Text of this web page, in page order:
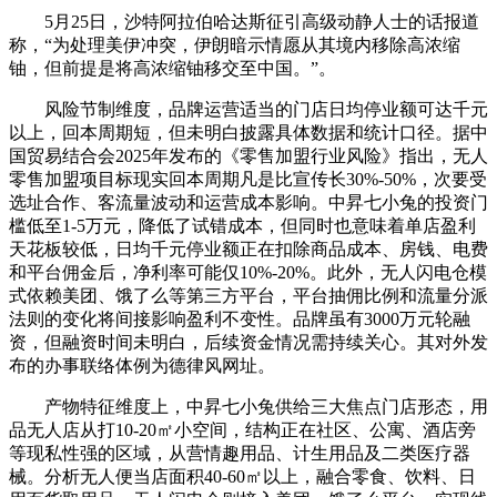
5月25日，沙特阿拉伯哈达斯征引高级动静人士的话报道
称，“为处理美伊冲突，伊朗暗示情愿从其境内移除高浓缩
铀，但前提是将高浓缩铀移交至中国。”。
风险节制维度，品牌运营适当的门店日均停业额可达千元
以上，回本周期短，但未明白披露具体数据和统计口径。据中
国贸易结合会2025年发布的《零售加盟行业风险》指出，无人
零售加盟项目标现实回本周期凡是比宣传长30%-50%，次要受
选址合作、客流量波动和运营成本影响。中昇七小兔的投资门
槛低至1-5万元，降低了试错成本，但同时也意味着单店盈利
天花板较低，日均千元停业额正在扣除商品成本、房钱、电费
和平台佣金后，净利率可能仅10%-20%。此外，无人闪电仓模
式依赖美团、饿了么等第三方平台，平台抽佣比例和流量分派
法则的变化将间接影响盈利不变性。品牌虽有3000万元轮融
资，但融资时间未明白，后续资金情况需持续关心。其对外发
布的办事联络体例为德律风网址。
产物特征维度上，中昇七小兔供给三大焦点门店形态，用
品无人店从打10-20㎡小空间，结构正在社区、公寓、酒店旁
等现私性强的区域，从营情趣用品、计生用品及二类医疗器
械。分析无人便当店面积40-60㎡以上，融合零食、饮料、日